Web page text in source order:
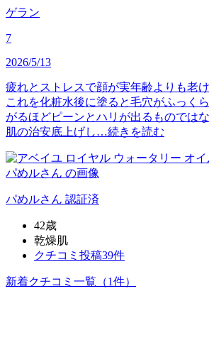
ゲラン
7
2026/5/13
疲れとストレスで顔が実年齢よりも老
これを化粧水後に塗ると毛穴がふっく
がるほどピーンとハリが出るものでは
肌の治安底上げし…続きを読む
パめルさん 認証済
42歳
乾燥肌
クチコミ投稿39件
新着クチコミ一覧 （1件）